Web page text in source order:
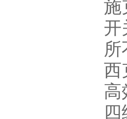
施
开
西
高